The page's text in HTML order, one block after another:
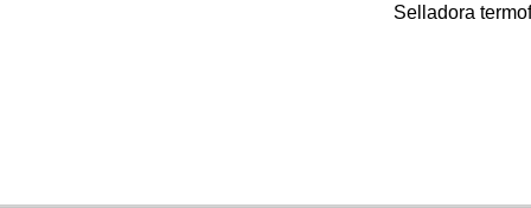
Selladora